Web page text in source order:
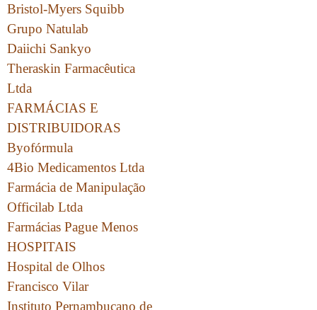
Bristol-Myers Squibb
Grupo Natulab
Daiichi Sankyo
Theraskin Farmacêutica
Ltda
FARMÁCIAS E
DISTRIBUIDORAS
Byofórmula
4Bio Medicamentos Ltda
Farmácia de Manipulação
Officilab Ltda
Farmácias Pague Menos
HOSPITAIS
Hospital de Olhos
Francisco Vilar
Instituto Pernambucano de